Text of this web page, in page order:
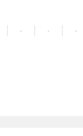
二人はハイスクール入
ロフト。が、ドクター
・ ・ ・